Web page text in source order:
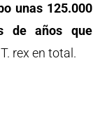
unas 125.000
de años que
rex en total.